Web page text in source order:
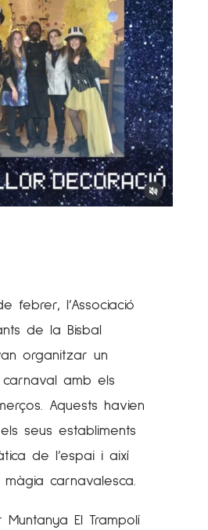
febrer, l’Associació
de la Bisbal
organitzar un
amb els
Aquests havien
seus establiments
de l’espai i així
carnavalesca.
Muntanya El Trampolí